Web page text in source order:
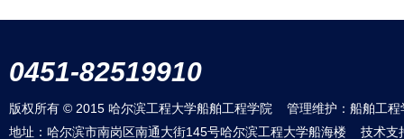
0451-82519910
版权所有 © 2015 哈尔滨工程大学船舶工程学院 管理维护：船舶工程
地址：哈尔滨市南岗区南通大街145号哈尔滨工程大学船海楼 技术